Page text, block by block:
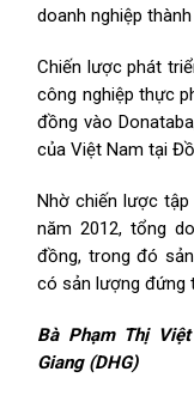
doanh nghiệp
Chiến lược phát
công nghiệp thực
đồng vào
của Việt Nam tại
Nhờ chiến lược
năm 2012, tổng
đồng, trong đó
có sản lượng đứng
Bà Phạm Thị
Giang (DHG)